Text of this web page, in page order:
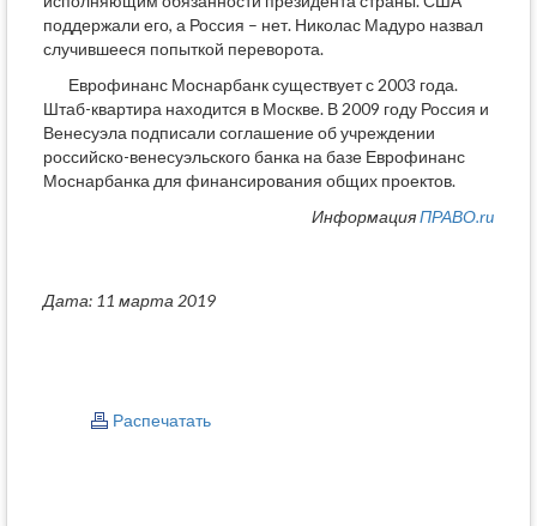
поддержали его, а Россия – нет. Николас Мадуро назвал
случившееся попыткой переворота.
Еврофинанс Моснарбанк существует с 2003 года.
Штаб-квартира находится в Москве. В 2009 году Россия и
Венесуэла подписали соглашение об учреждении
российско-венесуэльского банка на базе Еврофинанс
Моснарбанка для финансирования общих проектов.
ИнформацияПРАВО.ru
Дата: 11 марта 2019
Распечатать